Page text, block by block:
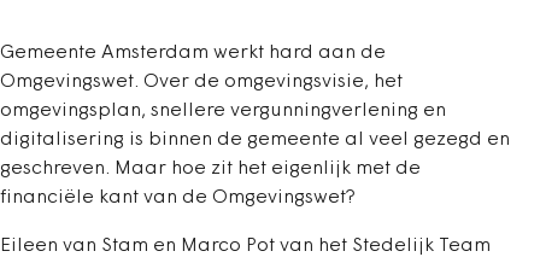
Gemeente Amsterdam werkt hard aan de
Omgevingswet. Over de omgevingsvisie, het
omgevingsplan, snellere vergunningverlening en
digitalisering is binnen de gemeente al veel gezegd en
geschreven. Maar hoe zit het eigenlijk met de
financiële kant van de Omgevingswet?
Eileen van Stam en Marco Pot van het Stedelijk Team